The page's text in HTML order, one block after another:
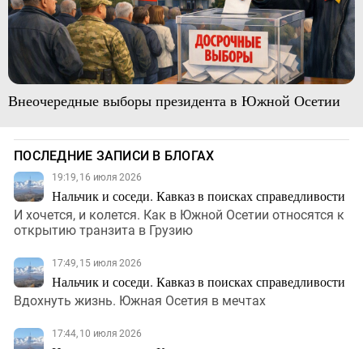
Внеочередные выборы президента в Южной Осетии
ПОСЛЕДНИЕ ЗАПИСИ В БЛОГАХ
19:19, 16 июля 2026
Нальчик и соседи. Кавказ в поисках справедливости
И хочется, и колется. Как в Южной Осетии относятся к
открытию транзита в Грузию
17:49, 15 июля 2026
Нальчик и соседи. Кавказ в поисках справедливости
Вдохнуть жизнь. Южная Осетия в мечтах
17:44, 10 июля 2026